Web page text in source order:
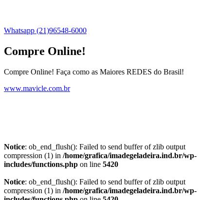
Whatsapp (21)96548-6000
Compre Online!
Compre Online! Faça como as Maiores REDES do Brasil!
www.mavicle.com.br
Notice: ob_end_flush(): Failed to send buffer of zlib output
compression (1) in /home/grafica/imadegeladeira.ind.br/wp-
includes/functions.php on line 5420
Notice: ob_end_flush(): Failed to send buffer of zlib output
compression (1) in /home/grafica/imadegeladeira.ind.br/wp-